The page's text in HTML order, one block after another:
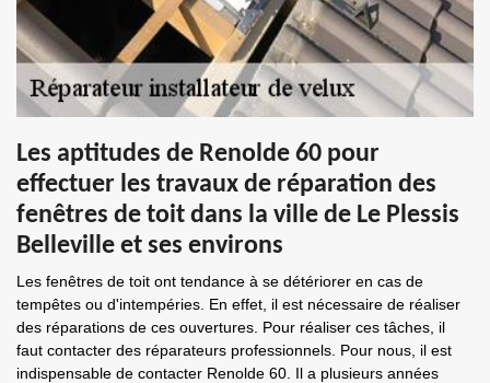
Les aptitudes de Renolde 60 pour
effectuer les travaux de réparation des
fenêtres de toit dans la ville de Le Plessis
Belleville et ses environs
Les fenêtres de toit ont tendance à se détériorer en cas de
tempêtes ou d'intempéries. En effet, il est nécessaire de réaliser
des réparations de ces ouvertures. Pour réaliser ces tâches, il
faut contacter des réparateurs professionnels. Pour nous, il est
indispensable de contacter Renolde 60. Il a plusieurs années